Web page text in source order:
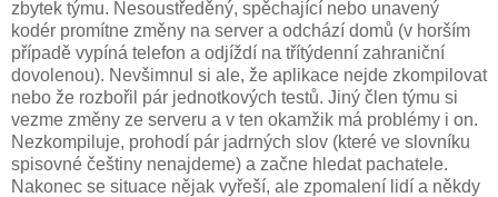
zbytek týmu. Nesoustředěný, spěchající nebo unavený
kodér promítne změny na server a odchází domů (v horším
případě vypíná telefon a odjíždí na třítýdenní zahraniční
dovolenou). Nevšimnul si ale, že aplikace nejde zkompilovat
nebo že rozbořil pár jednotkových testů. Jiný člen týmu si
vezme změny ze serveru a v ten okamžik má problémy i on.
Nezkompiluje, prohodí pár jadrných slov (které ve slovníku
spisovné češtiny nenajdeme) a začne hledat pachatele.
Nakonec se situace nějak vyřeší, ale zpomalení lidí a někdy